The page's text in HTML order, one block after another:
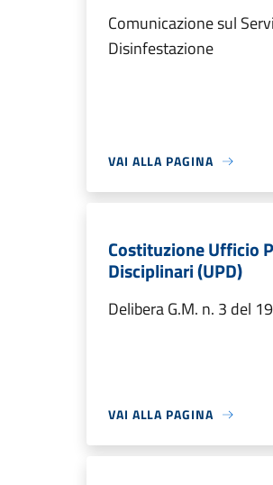
Comunicazione sul
Disinfestazione
VAI ALLA PAGINA
Costituzione Ufficio
Disciplinari (UPD)
Delibera G.M. n. 3 del
VAI ALLA PAGINA